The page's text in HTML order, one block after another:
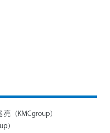
亮（KMCgroup）
）